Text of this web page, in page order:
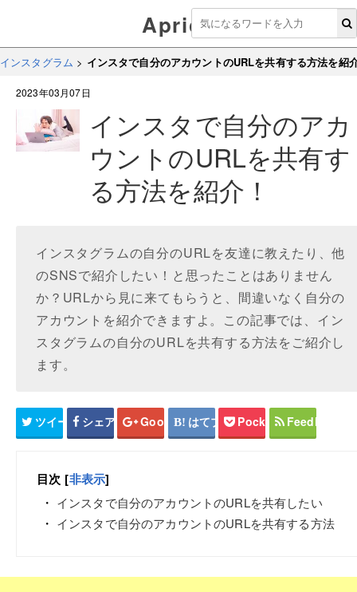
Aprico
インスタグラム > インスタで自分のアカウントのURLを共有する方法を紹
2023年03月07日
インスタで自分のアカ
ウントのURLを共有す
る方法を紹介！
インスタグラムの自分のURLを友達に教えたり、他
のSNSで紹介したい！と思ったことはありません
か？URLから見に来てもらうと、間違いなく自分の
アカウントを紹介できますよ。この記事では、イン
スタグラムの自分のURLを共有する方法をご紹介し
ます。
ツイート シェア Google+ はてブ Pocket Feedly
目次 [非表示]
インスタで自分のアカウントのURLを共有したい
インスタで自分のアカウントのURLを共有する方法